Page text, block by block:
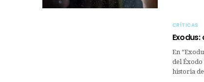
CRÍTICAS
En
del Éxodo
historia